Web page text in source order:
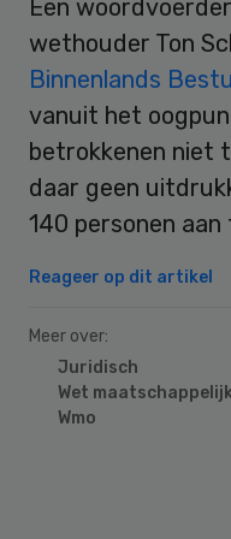
Een
wethouder Ton
Binnenlands
vanuit het
betrokkenen niet
daar geen
140 personen
Reageer op dit artikel
Meer over:
Juridisch
Wet
Wmo